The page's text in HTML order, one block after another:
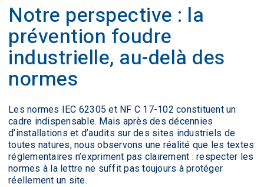
Notre perspective : la
prévention foudre
industrielle, au-delà des
normes
Les normes IEC 62305 et NF C 17-102 constituent un
cadre indispensable. Mais après des décennies
d’installations et d’audits sur des sites industriels de
toutes natures, nous observons une réalité que les textes
réglementaires n’expriment pas clairement : respecter les
normes à la lettre ne suffit pas toujours à protéger
réellement un site.